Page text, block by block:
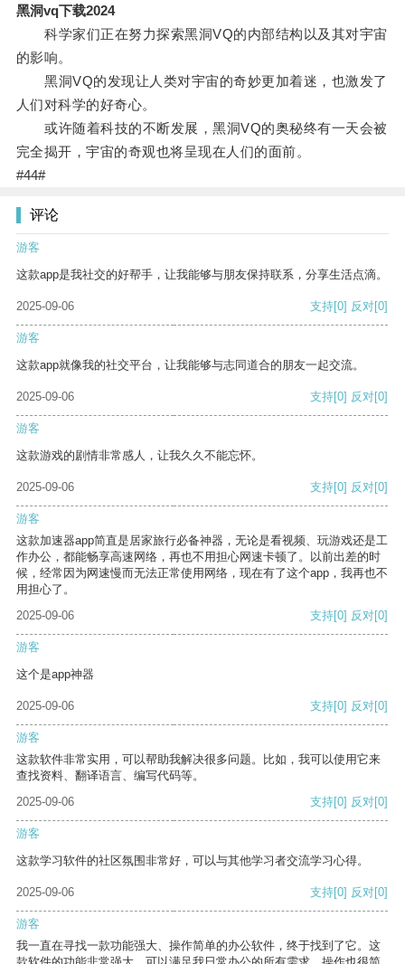
黑洞vq下载2024
科学家们正在努力探索黑洞VQ的内部结构以及其对宇宙
的影响。
黑洞VQ的发现让人类对宇宙的奇妙更加着迷，也激发了
人们对科学的好奇心。
或许随着科技的不断发展，黑洞VQ的奥秘终有一天会被
完全揭开，宇宙的奇观也将呈现在人们的面前。
#44#
评论
游客
这款app是我社交的好帮手，让我能够与朋友保持联系，分享生活点滴。
2025-09-06 支持[0] 反对[0]
游客
这款app就像我的社交平台，让我能够与志同道合的朋友一起交流。
2025-09-06 支持[0] 反对[0]
游客
这款游戏的剧情非常感人，让我久久不能忘怀。
2025-09-06 支持[0] 反对[0]
游客
这款加速器app简直是居家旅行必备神器，无论是看视频、玩游戏还是工
作办公，都能畅享高速网络，再也不用担心网速卡顿了。以前出差的时
候，经常因为网速慢而无法正常使用网络，现在有了这个app，我再也不
用担心了。
2025-09-06
支持[0] 反对[0]
游客
这个是app神器
2025-09-06 支持[0] 反对[0]
游客
这款软件非常实用，可以帮助我解决很多问题。比如，我可以使用它来
查找资料、翻译语言、编写代码等。
2025-09-06
支持[0] 反对[0]
游客
这款学习软件的社区氛围非常好，可以与其他学习者交流学习心得。
2025-09-06 支持[0] 反对[0]
游客
我一直在寻找一款功能强大、操作简单的办公软件，终于找到了它。这